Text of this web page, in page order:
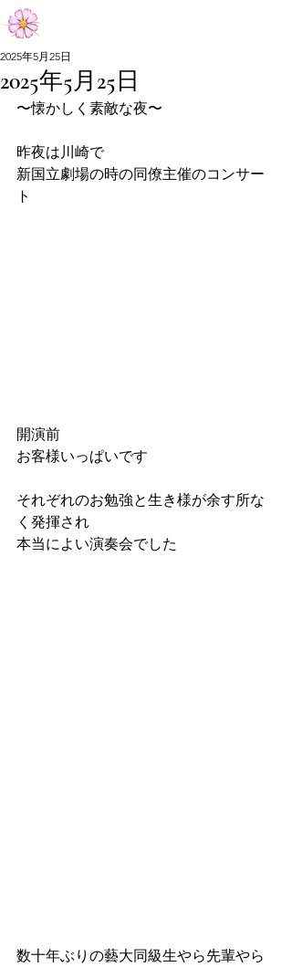
Aiko Matsumoto Official Site
2025年5月25日
2025年5月25日
〜懐かしく素敵な夜〜
昨夜は川崎で
新国立劇場の時の同僚主催のコンサー
ト
開演前
お客様いっぱいです
それぞれのお勉強と生き様が余す所な
く発揮され
本当によい演奏会でした
数十年ぶりの藝大同級生やら先輩やら